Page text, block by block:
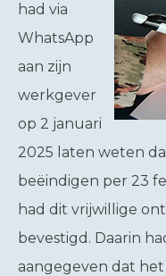
had via
WhatsApp
aan zijn
werkgever
op 2 januari
2025 laten weten
beëindigen per 23
had dit vrijwillige
bevestigd. Daarin
aangegeven dat